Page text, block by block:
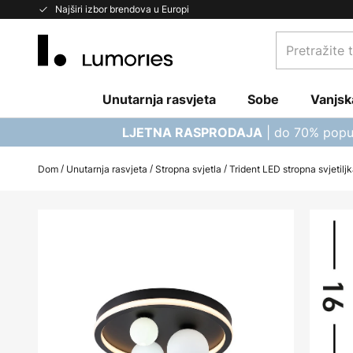
Najširi izbor brendova u Europi
Skip
Pretražite
trgovinu...
Unutarnja rasvjeta Sobe
LJETNA RASPRODAJA | do 70%
Dom Unutarnja rasvjeta Stropna svjetla Trident LED stropna